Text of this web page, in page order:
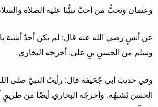
وعثمان ونحبُّ من أحبَّ نبيُّنا عليه الصلاة
عن أنسٍ رضي الله عنه قال: لم يكن أحدٌ أشبهَ
وسلم منَ الحسنِ بنِ علي. أخرجَه البخاري.
وفي حديثِ أبي جُحَيفة قال: رأيتُ النبيَّ صلى
الحسن يُشبهُه. وأخرجُه البخاري أيضًا من طريقٍ